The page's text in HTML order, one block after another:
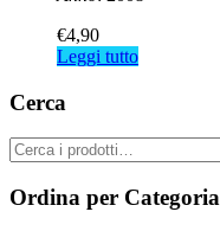
€4,90
Leggi tutto
Cerca
Ordina per Categoria